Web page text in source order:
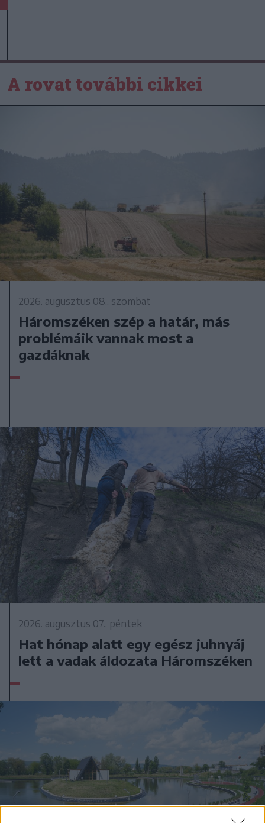
A rovat további cikkei
2026. augusztus 08., szombat
Háromszéken szép a határ, más
problémáik vannak most a
gazdáknak
2026. augusztus 07., péntek
Hat hónap alatt egy egész juhnyáj
lett a vadak áldozata Háromszéken